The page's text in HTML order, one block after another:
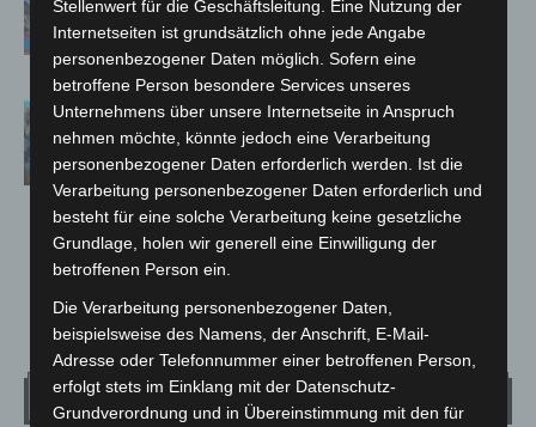
schwer verletzt
17. September 2021
Mehrere Versammlungen im
Stadtgebiet Hannover verlaufen
weitestgehend friedlich
18. Dezember 2021
1 2 3
Wetter
Stellenwert für die Geschäftsleitung. Eine Nutzung der
Internetseiten ist grundsätzlich ohne jede Angabe
personenbezogener Daten möglich. Sofern eine
betroffene Person besondere Services unseres
Unternehmens über unsere Internetseite in Anspruch
nehmen möchte, könnte jedoch eine Verarbeitung
personenbezogener Daten erforderlich werden. Ist die
Verarbeitung personenbezogener Daten erforderlich und
besteht für eine solche Verarbeitung keine gesetzliche
Grundlage, holen wir generell eine Einwilligung der
betroffenen Person ein.
Die Verarbeitung personenbezogener Daten,
beispielsweise des Namens, der Anschrift, E-Mail-
Adresse oder Telefonnummer einer betroffenen Person,
erfolgt stets im Einklang mit der Datenschutz-
Grundverordnung und in Übereinstimmung mit den für